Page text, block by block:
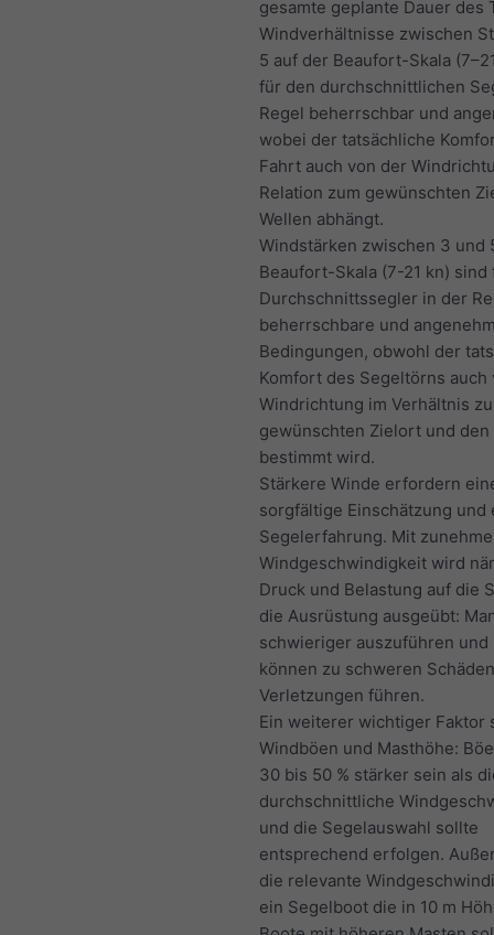
gesamte geplante Dauer des
Windverhältnisse zwischen
5 auf der Beaufort-Skala
für den durchschnittlichen
Regel beherrschbar und
wobei der tatsächliche
Fahrt auch von der
Relation zum gewünschten
Wellen abhängt.
Windstärken zwischen 3 und
Beaufort-Skala (7-21 kn) sind
Durchschnittssegler in der
beherrschbare und
Bedingungen, obwohl der
Komfort des Segeltörns auch
Windrichtung im Verhältnis
gewünschten Zielort und den
bestimmt wird.
Stärkere Winde erfordern
sorgfältige Einschätzung und
Segelerfahrung. Mit
Windgeschwindigkeit wird
Druck und Belastung auf die
die Ausrüstung ausgeübt:
schwieriger auszuführen und
können zu schweren
Verletzungen führen.
Ein weiterer wichtiger Faktor
Windböen und Masthöhe:
30 bis 50 % stärker sein als
durchschnittliche
und die Segelauswahl sollte
entsprechend erfolgen.
die relevante
ein Segelboot die in 10 m